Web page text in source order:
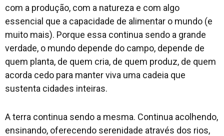
com a produção, com a natureza e com algo
essencial que a capacidade de alimentar o mundo (e
muito mais). Porque essa continua sendo a grande
verdade, o mundo depende do campo, depende de
quem planta, de quem cria, de quem produz, de quem
acorda cedo para manter viva uma cadeia que
sustenta cidades inteiras.
A terra continua sendo a mesma. Continua acolhendo,
ensinando, oferecendo serenidade através dos rios,